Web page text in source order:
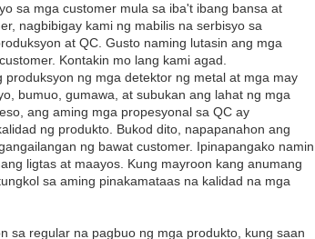
sa mga customer mula sa iba't ibang bansa at
nagbibigay kami ng mabilis na serbisyo sa
at QC. Gusto naming lutasin ang mga
Kontakin mo lang kami agad.
ng mga detektor ng metal at mga may
bumuo, gumawa, at subukan ang lahat ng mga
ang aming mga propesyonal sa QC ay
ng produkto. Bukod dito, napapanahon ang
ng bawat customer. Ipinapangako namin
ligtas at maayos. Kung mayroon kang anumang
sa aming pinakamataas na kalidad na mga
sa regular na pagbuo ng mga produkto, kung saan